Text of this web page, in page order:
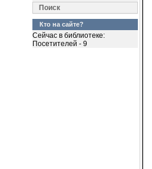
Поиск
Кто на сайте?
Сейчас в библиотеке:
Посетителей - 9